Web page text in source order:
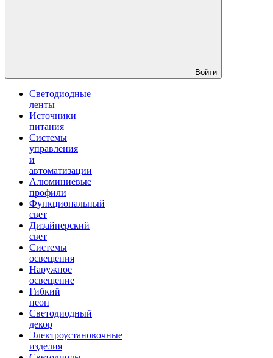
Войти
Светодиодные
ленты
Источники
питания
Системы
управления
и
автоматизации
Алюминиевые
профили
Функциональный
свет
Дизайнерский
свет
Системы
освещения
Наружное
освещение
Гибкий
неон
Светодиодный
декор
Электроустановочные
изделия